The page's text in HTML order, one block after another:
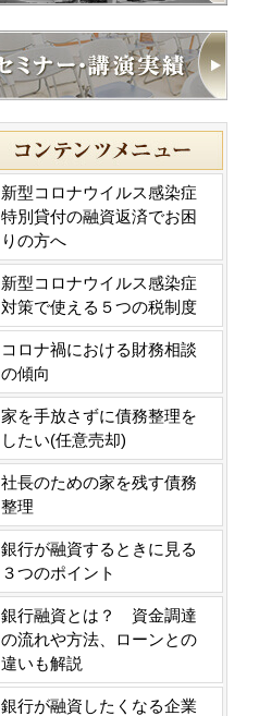
新型コロナウイルス感染症
特別貸付の融資返済でお困
りの方へ
新型コロナウイルス感染症
対策で使える５つの税制度
コロナ禍における財務相談
の傾向
家を手放さずに債務整理を
したい(任意売却)
社長のための家を残す債務
整理
銀行が融資するときに見る
３つのポイント
銀行融資とは？ 資金調達
の流れや方法、ローンとの
違いも解説
銀行が融資したくなる企業